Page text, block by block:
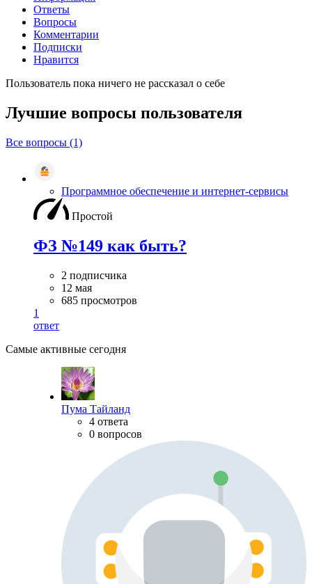
Ответы
Вопросы
Комментарии
Подписки
Нравится
Пользователь пока ничего не рассказал о себе
Лучшие вопросы пользователя
Все вопросы (1)
Программное обеспечение и интернет-сервисы
Простой
ФЗ №149 как быть?
2 подписчика
12 мая
685 просмотров
1
ответ
Самые активные сегодня
Пума Тайланд
4 ответа
0 вопросов